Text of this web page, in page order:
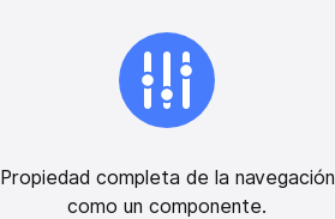
Propiedad completa de la navegación
como un componente.